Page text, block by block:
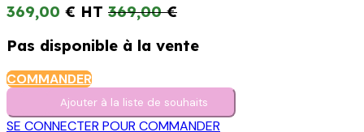
369,00 € 369,00€
Pas disponible à la vente
COMMANDER
Ajouter à la liste de s​o​uh​aits
SE CONNECTER POUR COMMANDER